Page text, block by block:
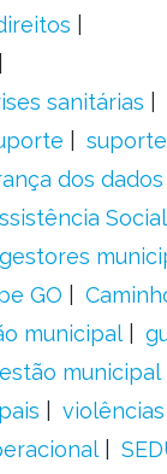
sanitárias
dos dados
Social
gestores
GO
municipal
municipal
violências